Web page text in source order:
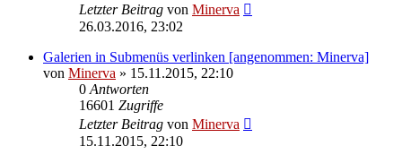
Letzter Beitrag von Minerva
26.03.2016, 23:02
Galerien in Submenüs verlinken [angenommen: Minerva]
von Minerva » 15.11.2015, 22:10
0 Antworten
16601 Zugriffe
Letzter Beitrag von Minerva
15.11.2015, 22:10